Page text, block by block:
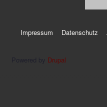
Impressum Datenschutz
Drupal